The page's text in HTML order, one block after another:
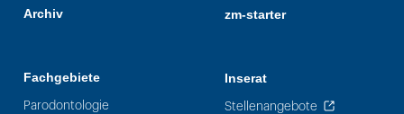
Archiv
Fachgebiete
Parodontologie
zm-starter
Inserat
Stellenangebote